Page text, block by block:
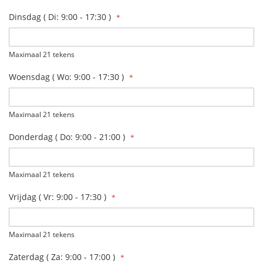
Dinsdag ( Di: 9:00 - 17:30 )
Maximaal 21 tekens
Woensdag ( Wo: 9:00 - 17:30 )
Maximaal 21 tekens
Donderdag ( Do: 9:00 - 21:00 )
Maximaal 21 tekens
Vrijdag ( Vr: 9:00 - 17:30 )
Maximaal 21 tekens
Zaterdag ( Za: 9:00 - 17:00 )